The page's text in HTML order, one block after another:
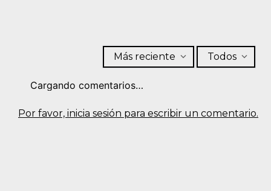
Por favor, inicia sesión para escribir un comentario.
Más reciente Todos
Cargando comentarios…